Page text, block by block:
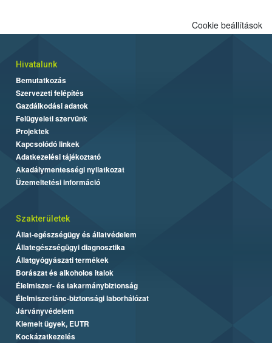
Cookie beállítások
Hivatalunk
Bemutatkozás
Szervezeti felépítés
Gazdálkodási adatok
Felügyeleti szervünk
Projektek
Kapcsolódó linkek
Adatkezelési tájékoztató
Akadálymentességi nyilatkozat
Üzemeltetési információ
Szakterületek
Állat-egészségügy és állatvédelem
Állategészségügyi diagnosztika
Állatgyógyászati termékek
Borászat és alkoholos italok
Élelmiszer- és takarmánybiztonság
Élelmiszerlánc-biztonsági laborhálózat
Járványvédelem
Kiemelt ügyek, EUTR
Kockázatkezelés